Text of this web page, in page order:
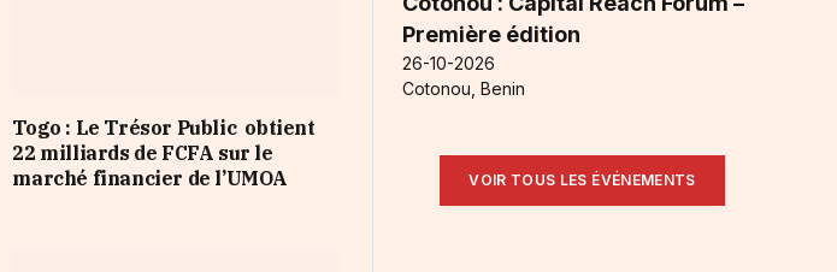
Togo : Le Trésor Public obtient
22 milliards de FCFA sur le
marché financier de l’UMOA
Première édition
26-10-2026
Cotonou, Benin
VOIR TOUS LES ÉVÉNEMENTS